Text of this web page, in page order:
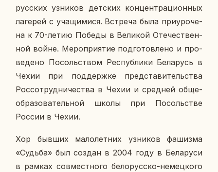
рус­ских уз­ни­ков дет­ских кон­цен­тра­ци­он­ных
ла­ге­рей с уча­щи­ми­ся. Встре­ча была при­уро­че­
на к 70-летию Победы в Ве­ли­кой Оте­че­ствен­
ной войне. Ме­ро­при­я­тие под­го­тов­ле­но и про­
ве­де­но По­соль­ством Рес­пуб­ли­ки Бе­ла­русь в
Чехии при под­держ­ке пред­ста­ви­тель­ства
Рос­со­труд­ни­че­ства в Чехии и сред­ней об­ще­
об­ра­зо­ва­тель­ной школы при По­соль­стве
России в Чехии.
Хор бывших ма­ло­лет­них уз­ни­ков фа­шиз­ма
«Судьба» был создан в 2004 году в Бе­ла­ру­си
в рамках сов­мест­но­го бе­ло­рус­ско-немец­ко­го